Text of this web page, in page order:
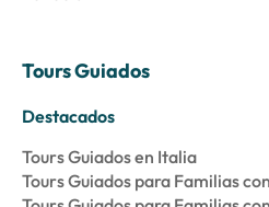
Tours Guiados
Destacados
Tours Guiados en Italia
Tours Guiados para Familias